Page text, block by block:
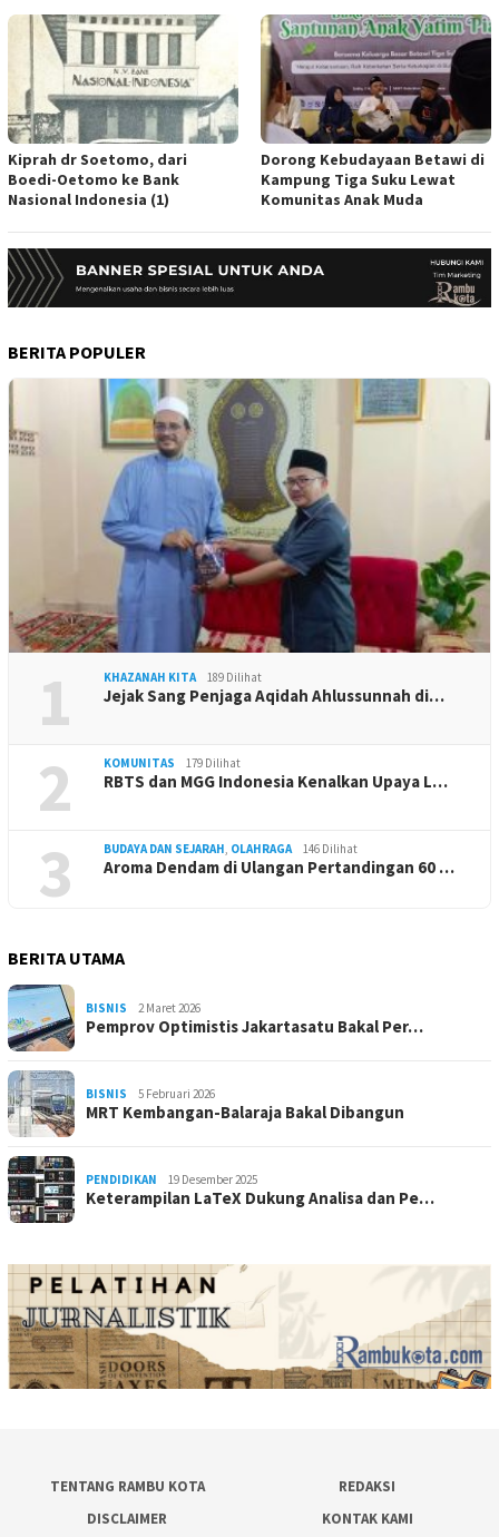
Kiprah dr Soetomo, dari
Boedi-Oetomo ke Bank
Nasional Indonesia (1)
Dorong Kebudayaan Betawi di
Kampung Tiga Suku Lewat
Komunitas Anak Muda
BERITA POPULER
1 KHAZANAH KITA 189 Dilihat
Jejak Sang Penjaga Aqidah Ahlussunnah di…
2 KOMUNITAS 179 Dilihat
RBTS dan MGG Indonesia Kenalkan Upaya L…
3 BUDAYA DAN SEJARAH, OLAHRAGA 146 Dilihat
Aroma Dendam di Ulangan Pertandingan 60 …
BERITA UTAMA
BISNIS 2 Maret 2026
Pemprov Optimistis Jakartasatu Bakal Per…
BISNIS 5 Februari 2026
MRT Kembangan-Balaraja Bakal Dibangun
PENDIDIKAN 19 Desember 2025
Keterampilan LaTeX Dukung Analisa dan Pe…
TENTANG RAMBU KOTA
REDAKSI
DISCLAIMER
KONTAK KAMI